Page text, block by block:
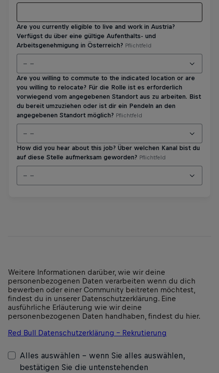
Weitere Informationen darüber, wie wir deine
personenbezogenen Daten verarbeiten wenn du dich
bewerben oder einer Community beitreten möchtest,
findest du in unserer Datenschutzerklärung. Eine
ausführliche Erläuterung wie wir deine
personenbezogenen Daten handhaben, findest du hier.
Red Bull Datenschutzerklärung - Rekrutierung
Alles auswählen – wenn Sie alles auswählen,
bestätigen Sie die untenstehenden